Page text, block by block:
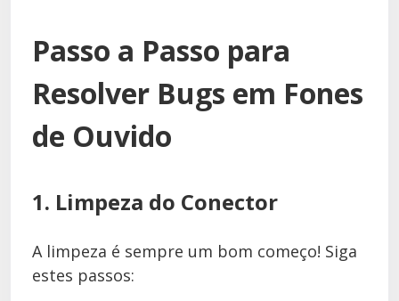
Passo a Passo para
Resolver Bugs em Fones
de Ouvido
1. Limpeza do Conector
A limpeza é sempre um bom começo! Siga
estes passos: